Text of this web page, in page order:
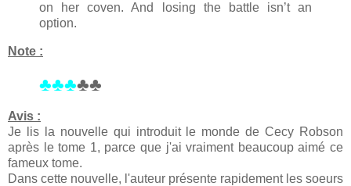
on her coven. And losing the battle isn’t an
option.
Note :
♣♣♣♣♣
Avis :
Je lis la nouvelle qui introduit le monde de Cecy Robson
après le tome 1, parce que j'ai vraiment beaucoup aimé ce
fameux tome.
Dans cette nouvelle, l'auteur présente rapidement les soeurs